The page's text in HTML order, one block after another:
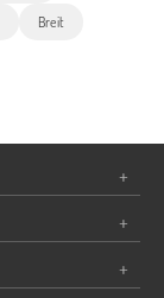
Breit
+
+
+